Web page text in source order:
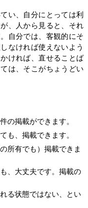
い、自分にとっては利
、人から見ると、それ
自分では、客観的にそ
なければ使えないよう
ければ、直せることば
は、そこがちょうどい
の掲載ができます。
も、掲載できます。
所有でも）掲載できま
、大丈夫です。掲載の
る状態ではない、とい